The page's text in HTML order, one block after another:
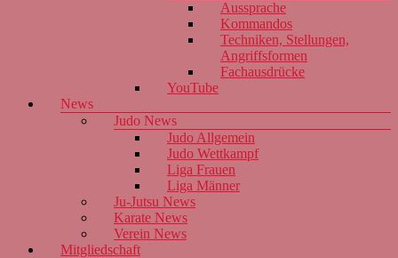
Aussprache
Kommandos
Techniken, Stellungen,
Angriffsformen
Fachausdrücke
YouTube
News
Judo News
Judo Allgemein
Judo Wettkampf
Liga Frauen
Liga Männer
Ju-Jutsu News
Karate News
Verein News
Mitgliedschaft